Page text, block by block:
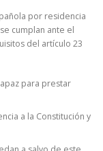
por residencia
cumplan ante el
del artículo 23
para prestar
a la Constitución y